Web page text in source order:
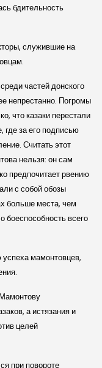
бдительность
служившие на
частей донского
непрестанно. Погромы
что казаки перестали
за его подписью
Считать этот
нельзя: он сам
предпочитает рвению
с собой обозы
больше места, чем
боеспособность всего
мамонтовцев,
а истязания и
целей
при повороте